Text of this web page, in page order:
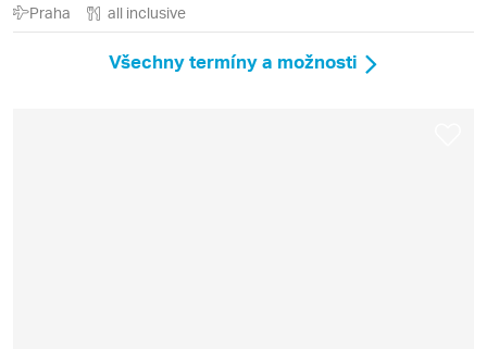
Praha all inclusive
Všechny termíny a možnosti